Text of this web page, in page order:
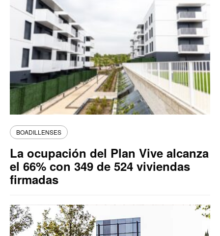
BOADILLENSES
La ocupación del Plan Vive alcanza
el 66% con 349 de 524 viviendas
firmadas